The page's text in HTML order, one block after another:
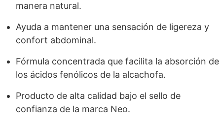
manera natural.
Ayuda a mantener una sensación de ligereza y
confort abdominal.
Fórmula concentrada que facilita la absorción de
los ácidos fenólicos de la alcachofa.
Producto de alta calidad bajo el sello de
confianza de la marca Neo.